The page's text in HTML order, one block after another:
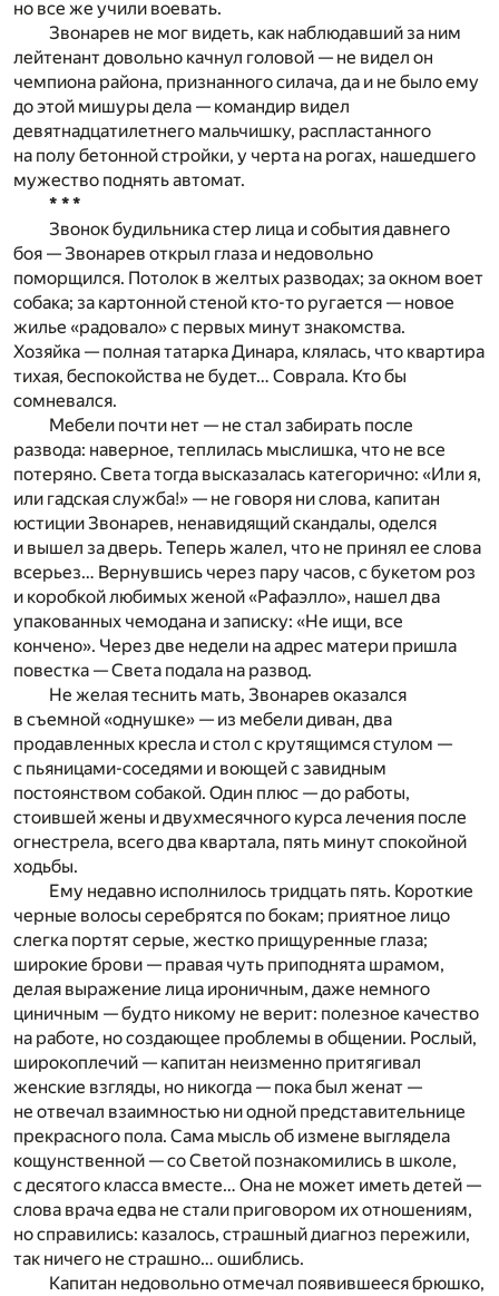
но все же учили воевать.
Звонарев не мог видеть, как наблюдавший за ним
лейтенант довольно качнул головой — не видел он
чемпиона района, признанного силача, да и не было ему
до этой мишуры дела — командир видел
девятнадцатилетнего мальчишку, распластанного
на полу бетонной стройки, у черта на рогах, нашедшего
мужество поднять автомат.
* * *
Звонок будильника стер лица и события давнего
боя — Звонарев открыл глаза и недовольно
поморщился. Потолок в желтых разводах; за окном воет
собака; за картонной стеной кто-то ругается — новое
жилье «радовало» с первых минут знакомства.
Хозяйка — полная татарка Динара, клялась, что квартира
тихая, беспокойства не будет… Соврала. Кто бы
сомневался.
Мебели почти нет — не стал забирать после
развода: наверное, теплилась мыслишка, что не все
потеряно. Света тогда высказалась категорично: «Или я,
или гадская служба!» — не говоря ни слова, капитан
юстиции Звонарев, ненавидящий скандалы, оделся
и вышел за дверь. Теперь жалел, что не принял ее слова
всерьез… Вернувшись через пару часов, с букетом роз
и коробкой любимых женой «Рафаэлло», нашел два
упакованных чемодана и записку: «Не ищи, все
кончено». Через две недели на адрес матери пришла
повестка — Света подала на развод.
Не желая теснить мать, Звонарев оказался
в съемной «однушке» — из мебели диван, два
продавленных кресла и стол с крутящимся стулом —
с пьяницами-соседями и воющей с завидным
постоянством собакой. Один плюс — до работы,
стоившей жены и двухмесячного курса лечения после
огнестрела, всего два квартала, пять минут спокойной
ходьбы.
Ему недавно исполнилось тридцать пять. Короткие
черные волосы серебрятся по бокам; приятное лицо
слегка портят серые, жестко прищуренные глаза;
широкие брови — правая чуть приподнята шрамом,
делая выражение лица ироничным, даже немного
циничным — будто никому не верит: полезное качество
на работе, но создающее проблемы в общении. Рослый,
широкоплечий — капитан неизменно притягивал
женские взгляды, но никогда — пока был женат —
не отвечал взаимностью ни одной представительнице
прекрасного пола. Сама мысль об измене выглядела
кощунственной — со Светой познакомились в школе,
с десятого класса вместе… Она не может иметь детей —
слова врача едва не стали приговором их отношениям,
но справились: казалось, страшный диагноз пережили,
так ничего не страшно… ошиблись.
Капитан недовольно отмечал появившееся брюшко,